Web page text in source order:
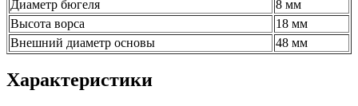
Диаметр бюгеля
8 мм
Высота ворса
18 мм
Внешний диаметр основы
48 мм
Характеристики